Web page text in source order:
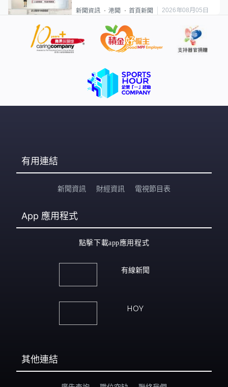
類案最惡劣
新聞資訊 港聞 首頁新聞 2026年08月05日
有用連結
新聞資訊 財經資訊 電視節目表
App 應用程式
點擊下載app應用程式
有線新聞
HOY
其他連結